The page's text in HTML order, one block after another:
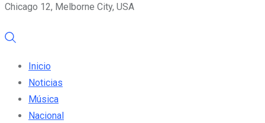
Chicago 12, Melborne City, USA
Inicio
Noticias
Música
Nacional